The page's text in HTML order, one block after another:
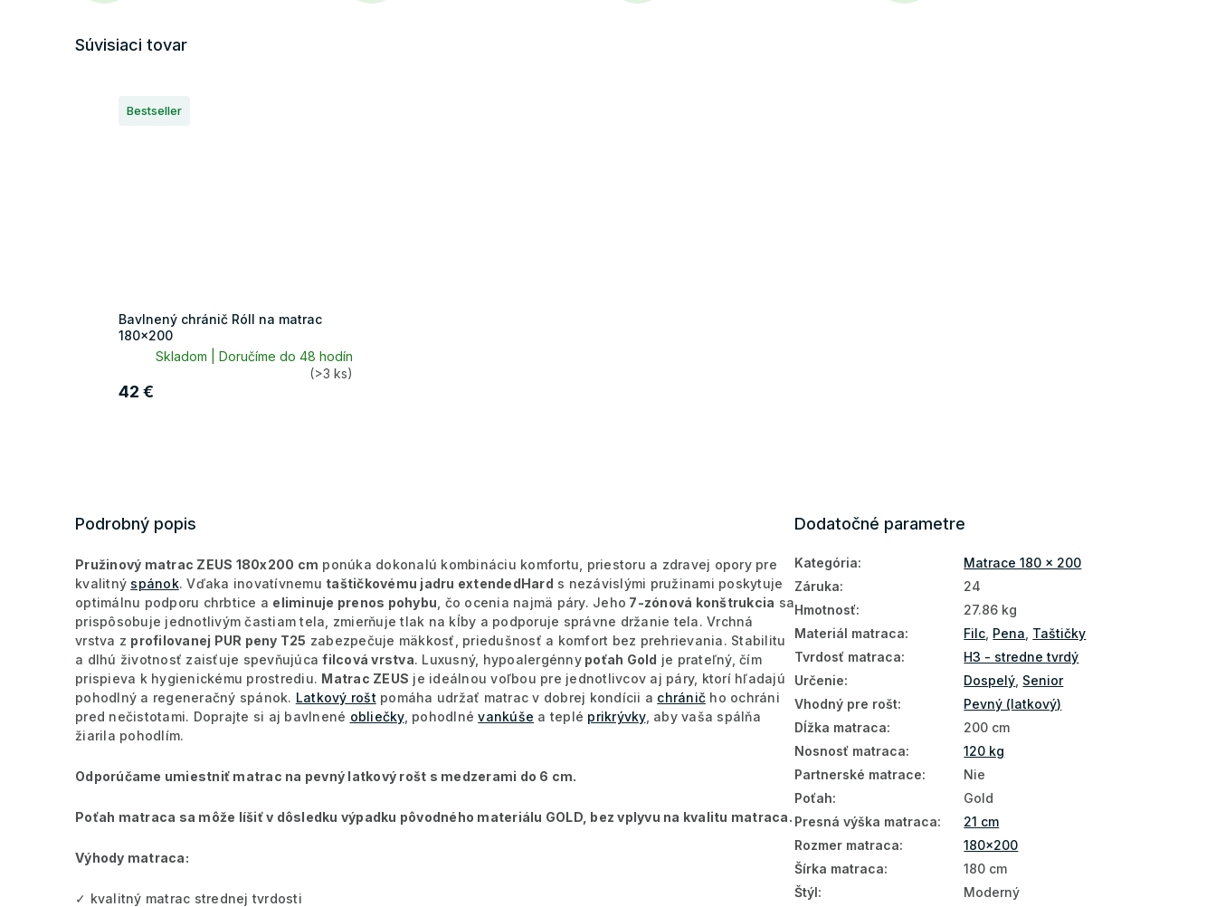
Súvisiaci tovar
Bestseller
Bavlnený chránič Róll na matrac
180x200
Skladom | Doručíme do 48 hodín
(>3 ks)
42 €
Podrobný popis
Pružinový matrac ZEUS 180x200 cm ponúka dokonalú kombináciu komfortu, priestoru a zdravej opory pre
kvalitný spánok. Vďaka inovatívnemu taštičkovému jadru extendedHard s nezávislými pružinami poskytuje
optimálnu podporu chrbtice a eliminuje prenos pohybu , čo ocenia najmä páry. Jeho 7-zónová konštrukcia sa
prispôsobuje jednotlivým častiam tela, zmierňuje tlak na kĺby a podporuje správne držanie tela. Vrchná
vrstva z profilovanej PUR peny T25 zabezpečuje mäkkosť, priedušnosť a komfort bez prehrievania. Stabilitu
a dlhú životnosť zaisťuje spevňujúcafilcová vrstva. Luxusný, hypoalergénnypoťah Gold je prateľný, čím
prispieva k hygienickému prostrediu. Matrac ZEUS je ideálnou voľbou pre jednotlivcov aj páry, ktorí hľadajú
pohodlný a regeneračný spánok. Latkový rošt pomáha udržať matrac v dobrej kondícii a chránič ho ochráni
pred nečistotami. Doprajte si aj bavlnené obliečky, pohodlnévankúše a teplé prikrývky, aby vaša spálňa
žiarila pohodlím.
Odporúčame umiestniť matrac na pevný latkový rošt s medzerami do 6 cm.
Poťah matraca sa môže líšiť v dôsledku výpadku pôvodného materiálu GOLD, bez vplyvu na kvalitu matraca.
Výhody matraca:
✓ kvalitný matrac strednej tvrdosti
Dodatočné parametre
Kategória:
Matrace 180 x 200
Záruka:
24
Hmotnosť:
27.86 kg
Materiál matraca: Filc Pena Taštičky
Tvrdosť matraca:
H3 - stredne tvrdý
Určenie: Dospelý Senior
Vhodný pre rošt:
Pevný (latkový)
Dĺžka matraca:
200 cm
Nosnosť matraca:
120 kg
Partnerské matrace:
Nie
Poťah:
Gold
Presná výška matraca:
21 cm
Rozmer matraca:
180x200
Šírka matraca:
180 cm
Štýl:
Moderný